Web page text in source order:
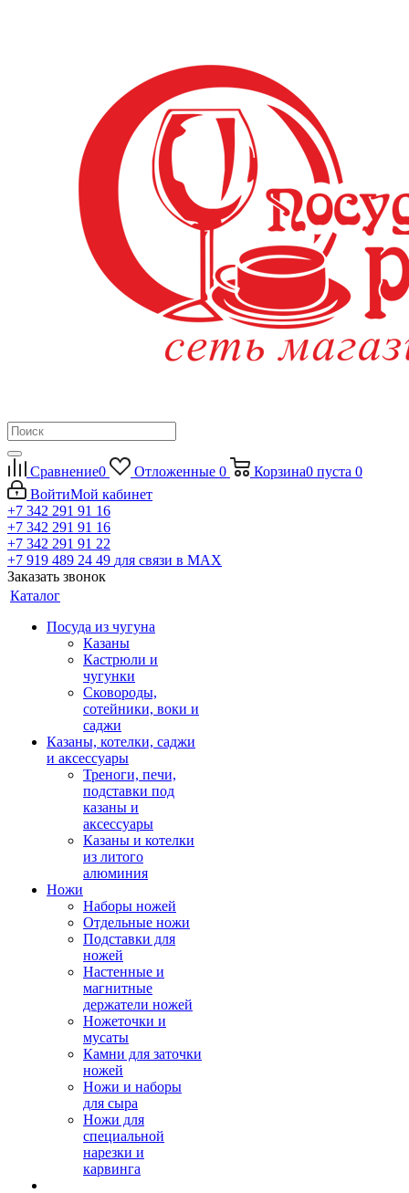
Сравнение0 Отложенные 0 Корзина0 пуста 0
ВойтиМой кабинет
+7 342 291 91 16
+7 342 291 91 16
+7 342 291 91 22
+7 919 489 24 49 для связи в МАХ
Заказать звонок
Каталог
Посуда из чугуна
Казаны
Кастрюли и
чугунки
Сковороды,
сотейники, воки и
саджи
Казаны, котелки, саджи
и аксессуары
Треноги, печи,
подставки под
казаны и
аксессуары
Казаны и котелки
из литого
алюминия
Ножи
Наборы ножей
Отдельные ножи
Подставки для
ножей
Настенные и
магнитные
держатели ножей
Ножеточки и
мусаты
Камни для заточки
ножей
Ножи и наборы
для сыра
Ножи для
специальной
нарезки и
карвинга